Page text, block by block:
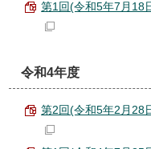
第1回(令和5年7月18
令和4年度
第2回(令和5年2月28